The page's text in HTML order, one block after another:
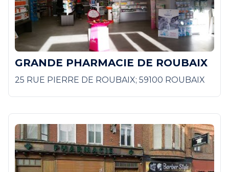
GRANDE PHARMACIE DE ROUBAIX
25 RUE PIERRE DE ROUBAIX; 59100 ROUBAIX